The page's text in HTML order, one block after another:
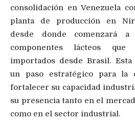
consolidación en Venezuela
planta de producción en
desde donde comenzará a
componentes lácteos
importados desde Brasil.
un paso estratégico para la
fortalecer su capacidad
su presencia tanto en el
como en el sector industrial.